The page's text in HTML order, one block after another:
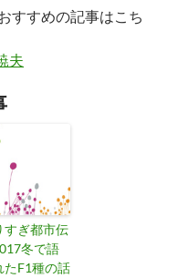
すすめの記事はこち
夫
すぎ都市伝
冬で語
たF1種の話